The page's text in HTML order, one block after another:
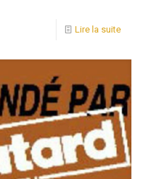
Lire la suite